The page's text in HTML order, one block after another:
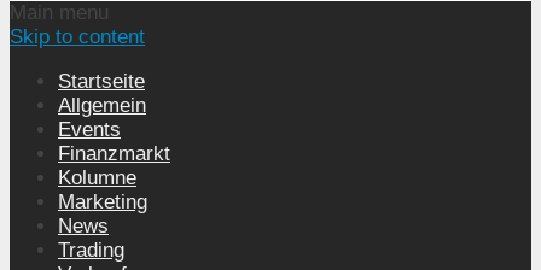
Main menu
Skip to content
Startseite
Allgemein
Events
Finanzmarkt
Kolumne
Marketing
News
Trading